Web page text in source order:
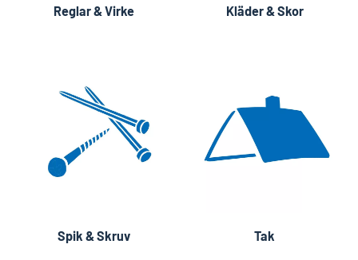
Reglar & Virke Kläder & Skor
Spik & Skruv Tak